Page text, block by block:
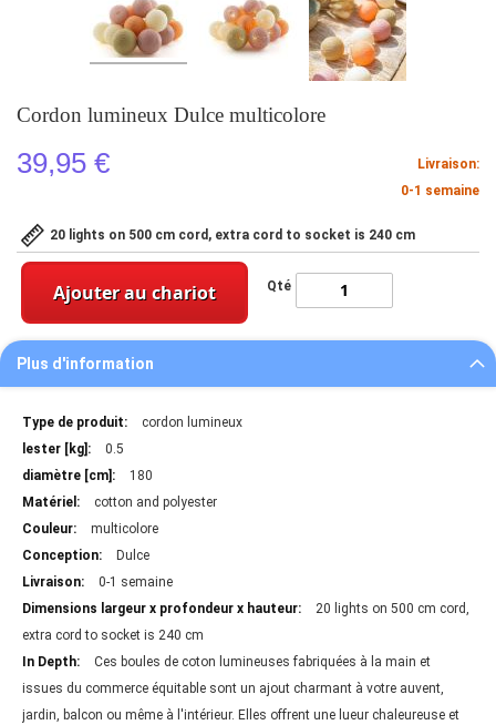
Cordon lumineux Dulce multicolore
39,95 €
Livraison:
0-1 semaine
20 lights on 500 cm cord, extra cord to socket is 240 cm
Qté
Ajouter au chariot
Plus d'information
Plus
d'information
cordon lumineux
0.5
180
cotton and polyester
multicolore
Dulce
0-1 semaine
20 lights on 500 cm cord,
extra cord to socket is 240 cm
Ces boules de coton lumineuses fabriquées à la main et
issues du commerce équitable sont un ajout charmant à votre auvent,
jardin, balcon ou même à l'intérieur. Elles offrent une lueur chaleureuse et